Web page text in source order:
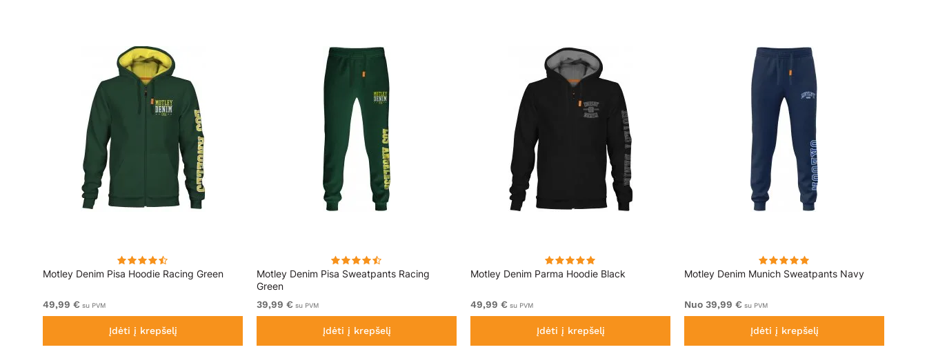
Motley Denim Pisa Hoodie Racing Green
49,99 € su PVM
Įdėti į krepšelį
Motley Denim Pisa Sweatpants Racing
Green
39,99 € su PVM
Įdėti į krepšelį
Motley Denim Parma Hoodie Black
49,99 € su PVM
Įdėti į krepšelį
Motley Denim Munich Sweatpants Navy
Nuo 39,99 € su PVM
Įdėti į krepšelį